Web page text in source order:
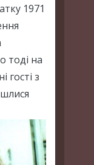
1971
тоді на
гості з